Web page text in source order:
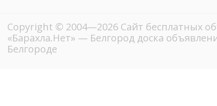
Copyright © 2004—2026 Сайт бесплатных
«Барахла.Нет» — Белгород доска
Белгороде